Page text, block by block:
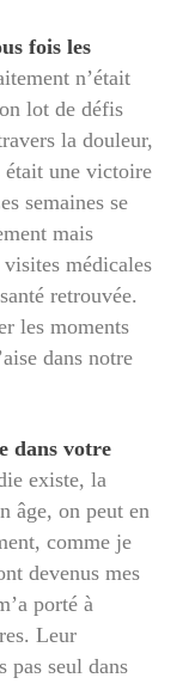
fois les
n’était
lot de défis
la douleur,
était une victoire
semaines se
mais
médicales
retrouvée.
les moments
dans notre
dans votre
existe, la
âge, on peut en
comme je
devenus mes
porté à
Leur
pas seul dans